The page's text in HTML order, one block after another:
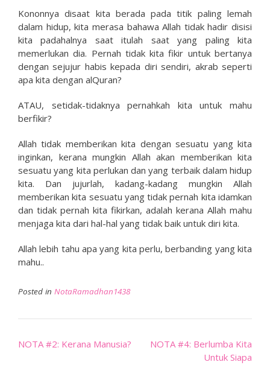
Kononnya disaat kita berada pada titik paling lemah
dalam hidup, kita merasa bahawa Allah tidak hadir disisi
kita padahalnya saat itulah saat yang paling kita
memerlukan dia. Pernah tidak kita fikir untuk bertanya
dengan sejujur habis kepada diri sendiri, akrab seperti
apa kita dengan alQuran?
ATAU, setidak-tidaknya pernahkah kita untuk mahu
berfikir?
Allah tidak memberikan kita dengan sesuatu yang kita
inginkan, kerana mungkin Allah akan memberikan kita
sesuatu yang kita perlukan dan yang terbaik dalam hidup
kita. Dan jujurlah, kadang-kadang mungkin Allah
memberikan kita sesuatu yang tidak pernah kita idamkan
dan tidak pernah kita fikirkan, adalah kerana Allah mahu
menjaga kita dari hal-hal yang tidak baik untuk diri kita.
Allah lebih tahu apa yang kita perlu, berbanding yang kita
mahu..
Posted in NotaRamadhan1438
Post
NOTA #2: Kerana Manusia?
NOTA #4: Berlumba Kita
Untuk Siapa